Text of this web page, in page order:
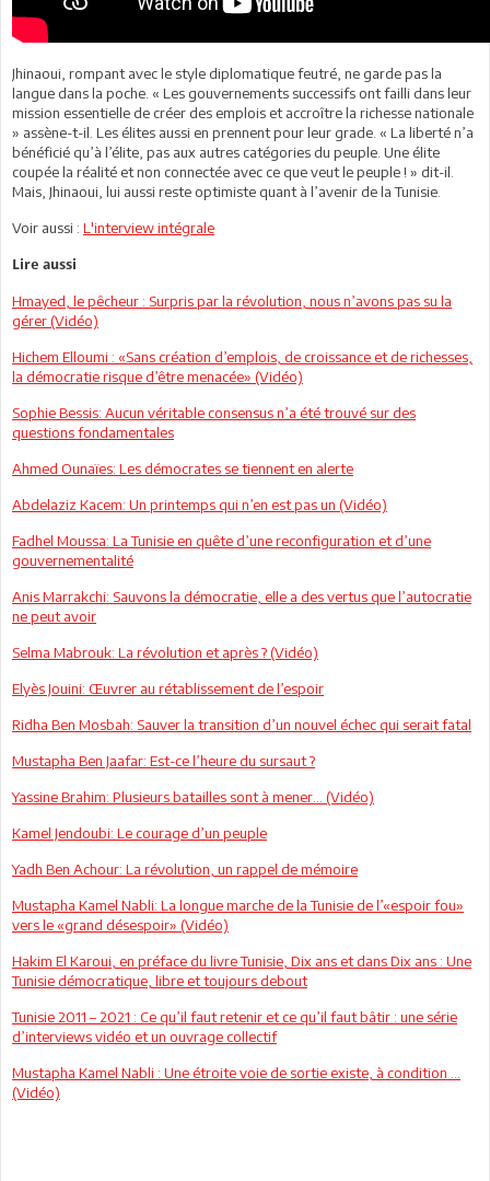
Jhinaoui, rompant avec le style diplomatique feutré, ne garde pas la
langue dans la poche. « Les gouvernements successifs ont failli dans leur
mission essentielle de créer des emplois et accroître la richesse nationale
» assène-t-il. Les élites aussi en prennent pour leur grade. « La liberté n’a
bénéficié qu’à l’élite, pas aux autres catégories du peuple. Une élite
coupée la réalité et non connectée avec ce que veut le peuple ! » dit-il.
Mais, Jhinaoui, lui aussi reste optimiste quant à l’avenir de la Tunisie.
Voir aussi : L'interview intégrale
Lire aussi
Hmayed, le pêcheur : Surpris par la révolution, nous n’avons pas su la
gérer (Vidéo)
Hichem Elloumi : «Sans création d’emplois, de croissance et de richesses,
la démocratie risque d’être menacée» (Vidéo)
Sophie Bessis: Aucun véritable consensus n’a été trouvé sur des
questions fondamentales
Ahmed Ounaïes: Les démocrates se tiennent en alerte
Abdelaziz Kacem: Un printemps qui n’en est pas un (Vidéo)
Fadhel Moussa: La Tunisie en quête d’une reconfiguration et d’une
gouvernementalité
Anis Marrakchi: Sauvons la démocratie, elle a des vertus que l’autocratie
ne peut avoir
Selma Mabrouk: La révolution et après ? (Vidéo)
Elyès Jouini: Œuvrer au rétablissement de l’espoir
Ridha Ben Mosbah: Sauver la transition d’un nouvel échec qui serait fatal
Mustapha Ben Jaafar: Est-ce l’heure du sursaut ?
Yassine Brahim: Plusieurs batailles sont à mener... (Vidéo)
Kamel Jendoubi: Le courage d’un peuple
Yadh Ben Achour: La révolution, un rappel de mémoire
Mustapha Kamel Nabli: La longue marche de la Tunisie de l’«espoir fou»
vers le «grand désespoir» (Vidéo)
Hakim El Karoui, en préface du livre Tunisie, Dix ans et dans Dix ans : Une
Tunisie démocratique, libre et toujours debout
Tunisie 2011 – 2021 : Ce qu’il faut retenir et ce qu’il faut bâtir : une série
d’interviews vidéo et un ouvrage collectif
Mustapha Kamel Nabli : Une étroite voie de sortie existe, à condition ...
(Vidéo)